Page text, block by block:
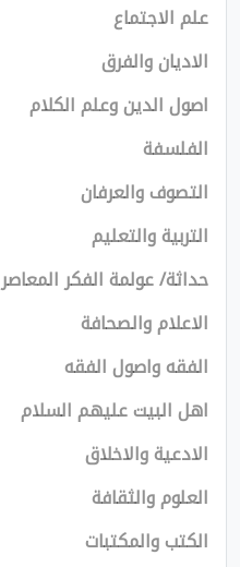
علم الاجتماع
الاديان والفرق
اصول الدين وعلم الكلام
الفلسفة
التصوف والعرفان
التربية والتعليم
حداثة/ عولمة الفكر المعاصر
الاعلام والصحافة
الفقه واصول الفقه
اهل البيت عليهم السلام
الادعية والاخلاق
العلوم والثقافة
الكتب والمكتبات